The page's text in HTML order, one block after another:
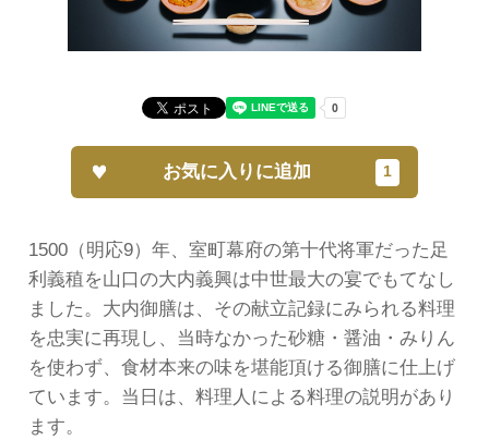
1500（明応9）年、室町幕府の第十代将軍だった足
利義稙を山口の大内義興は中世最大の宴でもてなし
ました。大内御膳は、その献立記録にみられる料理
を忠実に再現し、当時なかった砂糖・醤油・みりん
を使わず、食材本来の味を堪能頂ける御膳に仕上げ
ています。当日は、料理人による料理の説明があり
ます。
お気に入りに追加